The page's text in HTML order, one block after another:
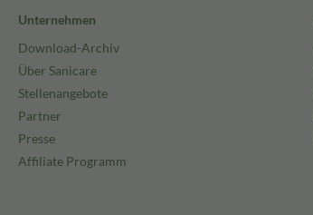
Unternehmen
Download-Archiv
Über Sanicare
Stellenangebote
Partner
Presse
Affiliate Programm